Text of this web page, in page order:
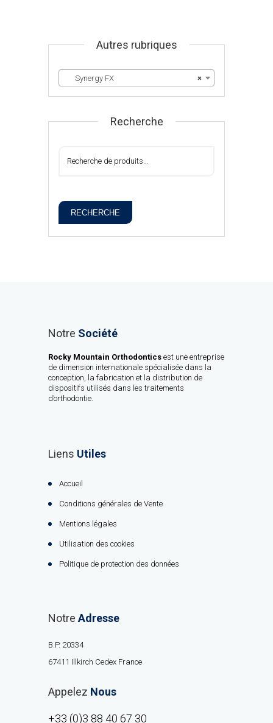
Autres rubriques
×
Synergy FX
Recherche
RECHERCHE
Notre Société
Rocky Mountain Orthodontics est une entreprise
de dimension internationale spécialisée dans la
conception, la fabrication et la distribution de
dispositifs utilisés dans les traitements
d’orthodontie.
Liens Utiles
Accueil
Conditions générales de Vente
Mentions légales
Utilisation des cookies
Politique de protection des données
Notre Adresse
B.P. 20334
67411 Illkirch Cedex France
Appelez Nous
+33 (0)3 88 40 67 30